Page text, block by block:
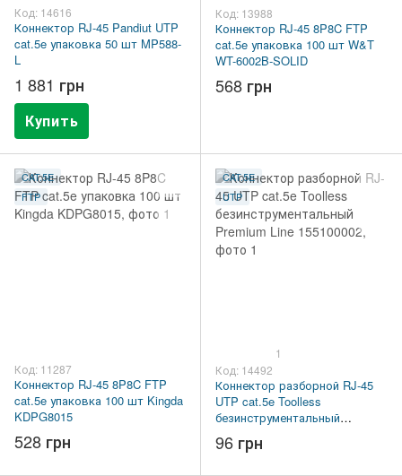
Код: 14616
Коннектор RJ-45 Pandiut UTP
cat.5e упаковка 50 шт MP588-
L
1 881 грн
Купить
Код: 13988
Коннектор RJ-45 8P8C FTP
cat.5e упаковка 100 шт W&T
WT-6002B-SOLID
568 грн
CAT.5E
FTP
Код: 11287
Коннектор RJ-45 8P8C FTP
cat.5e упаковка 100 шт Kingda
KDPG8015
528 грн
CAT.5E
UTP
1
Код: 14492
Коннектор разборной RJ-45
UTP cat.5e Toolless
безинструментальный
Premium Line 155100002
96 грн